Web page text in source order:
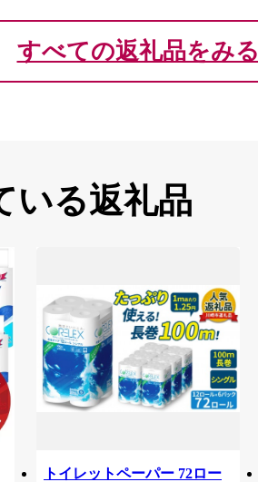
すべての返礼品をみる
いる返礼品
トイレットペーパー 72ロー